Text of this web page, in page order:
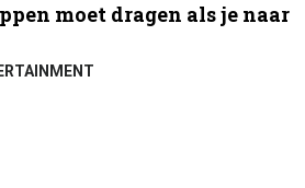
moet dragen als je naar